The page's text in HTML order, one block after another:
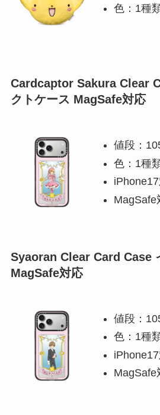
色：1種
Cardcaptor Sakura Clear
クトケース MagSafe対応
値段：
色：1種
MagSafe
Syaoran Clear Card Case
MagSafe対応
値段：
色：1種
MagSafe